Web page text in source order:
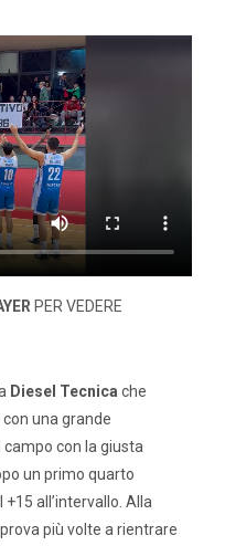
PER VEDERE
Diesel Tecnica che
con una grande
con la giusta
un primo quarto
all’intervallo. Alla
più volte a rientrare